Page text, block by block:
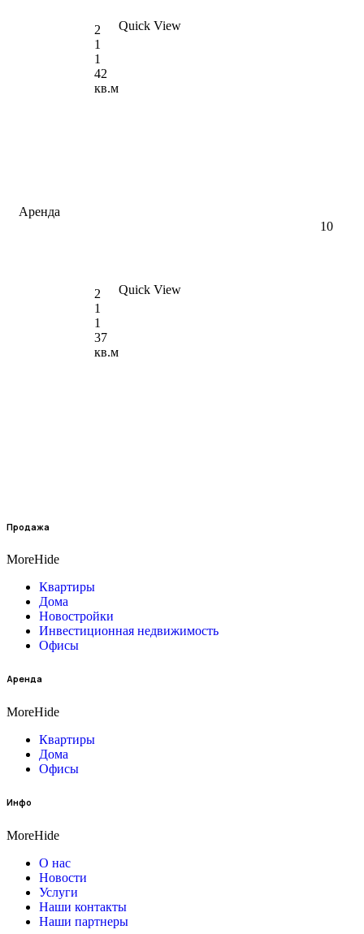
2
1
1
42
кв.м
Quick View
Аренда
10
2
1
1
37
кв.м
Quick View
Продажа
MoreHide
Квартиры
Дома
Новостройки
Инвестиционная недвижимость
Офисы
Аренда
MoreHide
Квартиры
Дома
Офисы
Инфо
MoreHide
О нас
Новости
Услуги
Наши контакты
Наши партнеры